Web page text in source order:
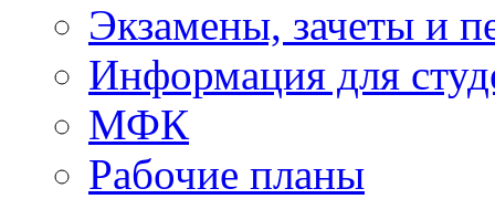
Экзамены, зачеты и
Информация для
МФК
Рабочие планы